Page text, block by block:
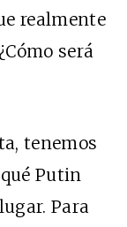
realmente
será
tenemos
Putin
Para